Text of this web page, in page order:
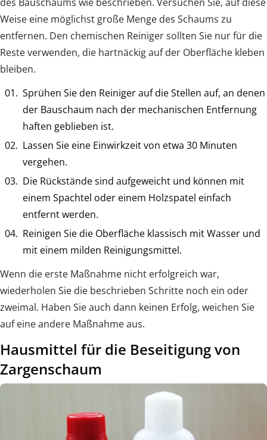
Weise eine möglichst große Menge des Schaums zu
entfernen. Den chemischen Reiniger sollten Sie nur für die
Reste verwenden, die hartnäckig auf der Oberfläche kleben
bleiben.
Sprühen Sie den Reiniger auf die Stellen auf, an denen
der Bauschaum nach der mechanischen Entfernung
haften geblieben ist.
Lassen Sie eine Einwirkzeit von etwa 30 Minuten
vergehen.
Die Rückstände sind aufgeweicht und können mit
einem Spachtel oder einem Holzspatel einfach
entfernt werden.
Reinigen Sie die Oberfläche klassisch mit Wasser und
mit einem milden Reinigungsmittel.
Wenn die erste Maßnahme nicht erfolgreich war,
wiederholen Sie die beschrieben Schritte noch ein oder
zweimal. Haben Sie auch dann keinen Erfolg, weichen Sie
auf eine andere Maßnahme aus.
Hausmittel für die Beseitigung von
Zargenschaum